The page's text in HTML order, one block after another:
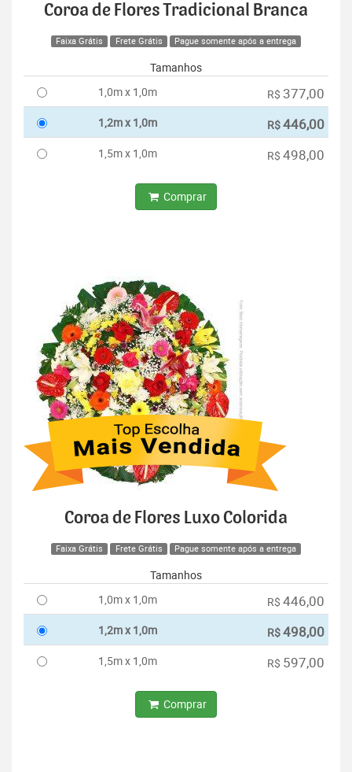
Coroa de Flores Tradicional Branca
Faixa Grátis Frete Grátis Pague somente após a entrega
Tamanhos
1,0m x 1,0m
R$ 377,00
1,2m x 1,0m R$446,00
1,5m x 1,0m R$ 498,00
Comprar
Coroa de Flores Luxo Colorida
Faixa Grátis Frete Grátis Pague somente após a entrega
Tamanhos
1,0m x 1,0m
R$ 446,00
1,2m x 1,0m R$498,00
1,5m x 1,0m R$ 597,00
Comprar